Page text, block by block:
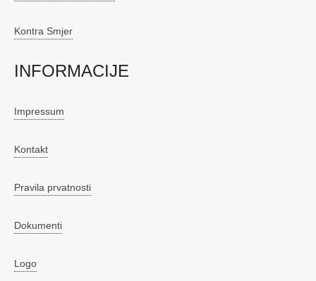
Kontra Smjer
INFORMACIJE
Impressum
Kontakt
Pravila prvatnosti
Dokumenti
Logo